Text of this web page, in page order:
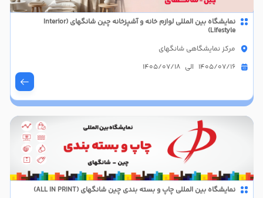
نمایشگاه بین المللی لوازم خانه و آشپزخانه چین شانگهای (Interior
Lifestyle)
مرکز نمایشگاهی شانگهای
1405/07/16 الی 1405/07/18
نمایشگاه بین المللی چاپ و بسته بندی چین شانگهای (ALL IN PRINT)